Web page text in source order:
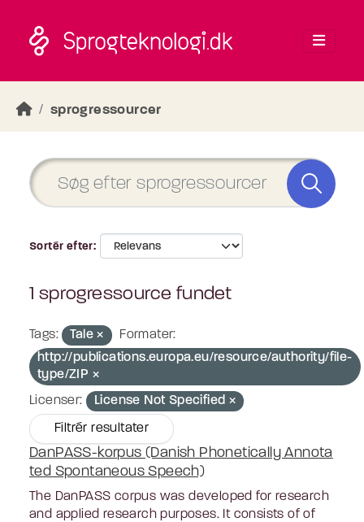
sprogressourcer
Sortér efter
1 sprogressource fundet
Tags: Tale
Formater:
http://publications.europa.eu/resource/authority/file-
type/ZIP
Licenser:
License Not Specified
Filtrér resultater
DanPASS-korpus (Danish Phonetically Annota
ted Spontaneous Speech)
The DanPASS corpus was developed for research
and applied research purposes. It consists of of